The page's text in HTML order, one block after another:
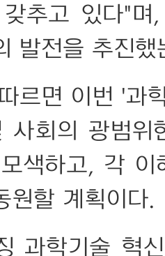
추고 있다"
발전을 추진
르면 이번 '과
사회의 광범
색하고, 각
원할 계획이다.
과학기술 혁